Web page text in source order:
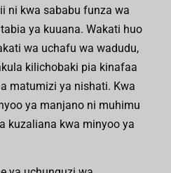
ni kwa sababu funza wa
ya kuuana. Wakati huo
wa uchafu wa wadudu,
kilichobaki pia kinafaa
matumizi ya nishati. Kwa
ya manjano ni muhimu
kuzaliana kwa minyoo ya